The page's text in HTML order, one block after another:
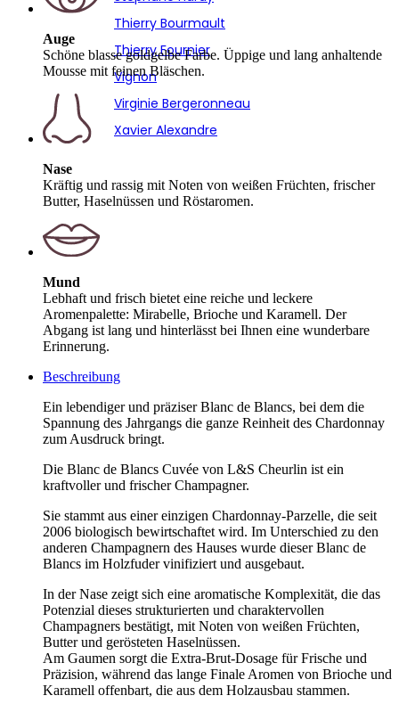
Thierry Bourmault
Thierry Fournier
Vignon
Virginie Bergeronneau
Xavier Alexandre
Auge
Schöne blasse goldgelbe Farbe. Üppige und lang anhaltende
Mousse mit feinen Bläschen.
Nase
Kräftig und rassig mit Noten von weißen Früchten, frischer
Butter, Haselnüssen und Röstaromen.
Mund
Lebhaft und frisch bietet eine reiche und leckere
Aromenpalette: Mirabelle, Brioche und Karamell. Der
Abgang ist lang und hinterlässt bei Ihnen eine wunderbare
Erinnerung.
Beschreibung
Ein lebendiger und präziser Blanc de Blancs, bei dem die
Spannung des Jahrgangs die ganze Reinheit des Chardonnay
zum Ausdruck bringt.
Die Blanc de Blancs Cuvée von L&S Cheurlin ist ein
kraftvoller und frischer Champagner.
Sie stammt aus einer einzigen Chardonnay-Parzelle, die seit
2006 biologisch bewirtschaftet wird. Im Unterschied zu den
anderen Champagnern des Hauses wurde dieser Blanc de
Blancs im Holzfuder vinifiziert und ausgebaut.
In der Nase zeigt sich eine aromatische Komplexität, die das
Potenzial dieses strukturierten und charaktervollen
Champagners bestätigt, mit Noten von weißen Früchten,
Butter und gerösteten Haselnüssen.
Am Gaumen sorgt die Extra-Brut-Dosage für Frische und
Präzision, während das lange Finale Aromen von Brioche und
Karamell offenbart, die aus dem Holzausbau stammen.